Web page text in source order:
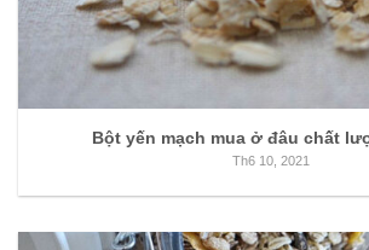
Bột yến mạch mua ở đâu chất
Th6 10, 2021